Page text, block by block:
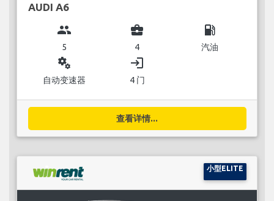
AUDI A6
group
5
business_center
4
local_gas_station
汽油
miscellaneous_services
自动变速器
login
4 门
查看详情...
小型ELITE